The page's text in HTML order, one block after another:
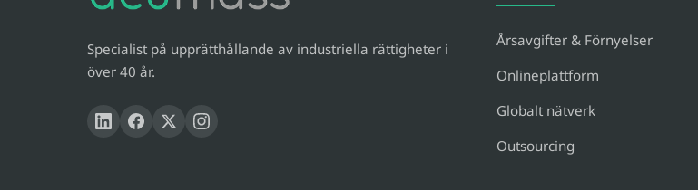
Specialist på upprätthållande av industriella rättigheter i
över 40 år.
Årsavgifter & Förnyelser
Onlineplattform
Globalt nätverk
Outsourcing